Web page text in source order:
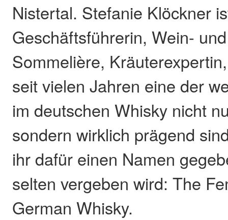
Nistertal. Stefanie Klöckner
Geschäftsführerin, Wein-
Sommelière,
seit vielen Jahren eine der
im deutschen Whisky nicht
sondern wirklich prägend
ihr dafür einen Namen
selten vergeben wird: The
German Whisky.